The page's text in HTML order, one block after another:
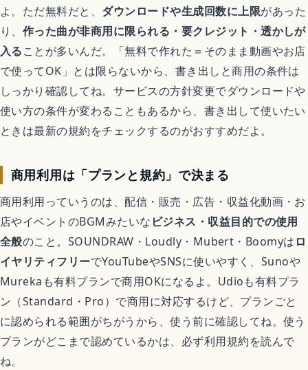
よ。ただ無料だと、 ダウンロードや生成回数に上限があった
り、 作った曲が非商用に限られる・要クレジット・透かしが
入ることが多いんだ。「無料で作れた＝そのまま動画やお店
で使ってOK」とは限らないから、書き出しと商用の条件は
しっかり確認してね。サービスの方針変更でダウンロードや
使い方の条件が変わることもあるから、書き出して使いたい
ときは最新の規約をチェックするのがおすすめだよ。
商用利用は「プランと規約」で決まる
商用利用っていうのは、配信・販売・広告・収益化動画・お
店やイベントのBGMみたいな ビジネス・収益目的での使用
全般のこと。SOUNDRAW・Loudly・Mubert・Boomyは ロ
イヤリティフリーでYouTubeやSNSに使いやすく、Sunoや
Murekaも有料プランで商用OKになるよ。Udioも有料プラ
ン（Standard・Pro）で商用に対応するけど、プランごと
に認められる範囲がちがうから、使う前に確認してね。使う
プランがどこまで認めているかは、必ず利用規約を読んで
ね。